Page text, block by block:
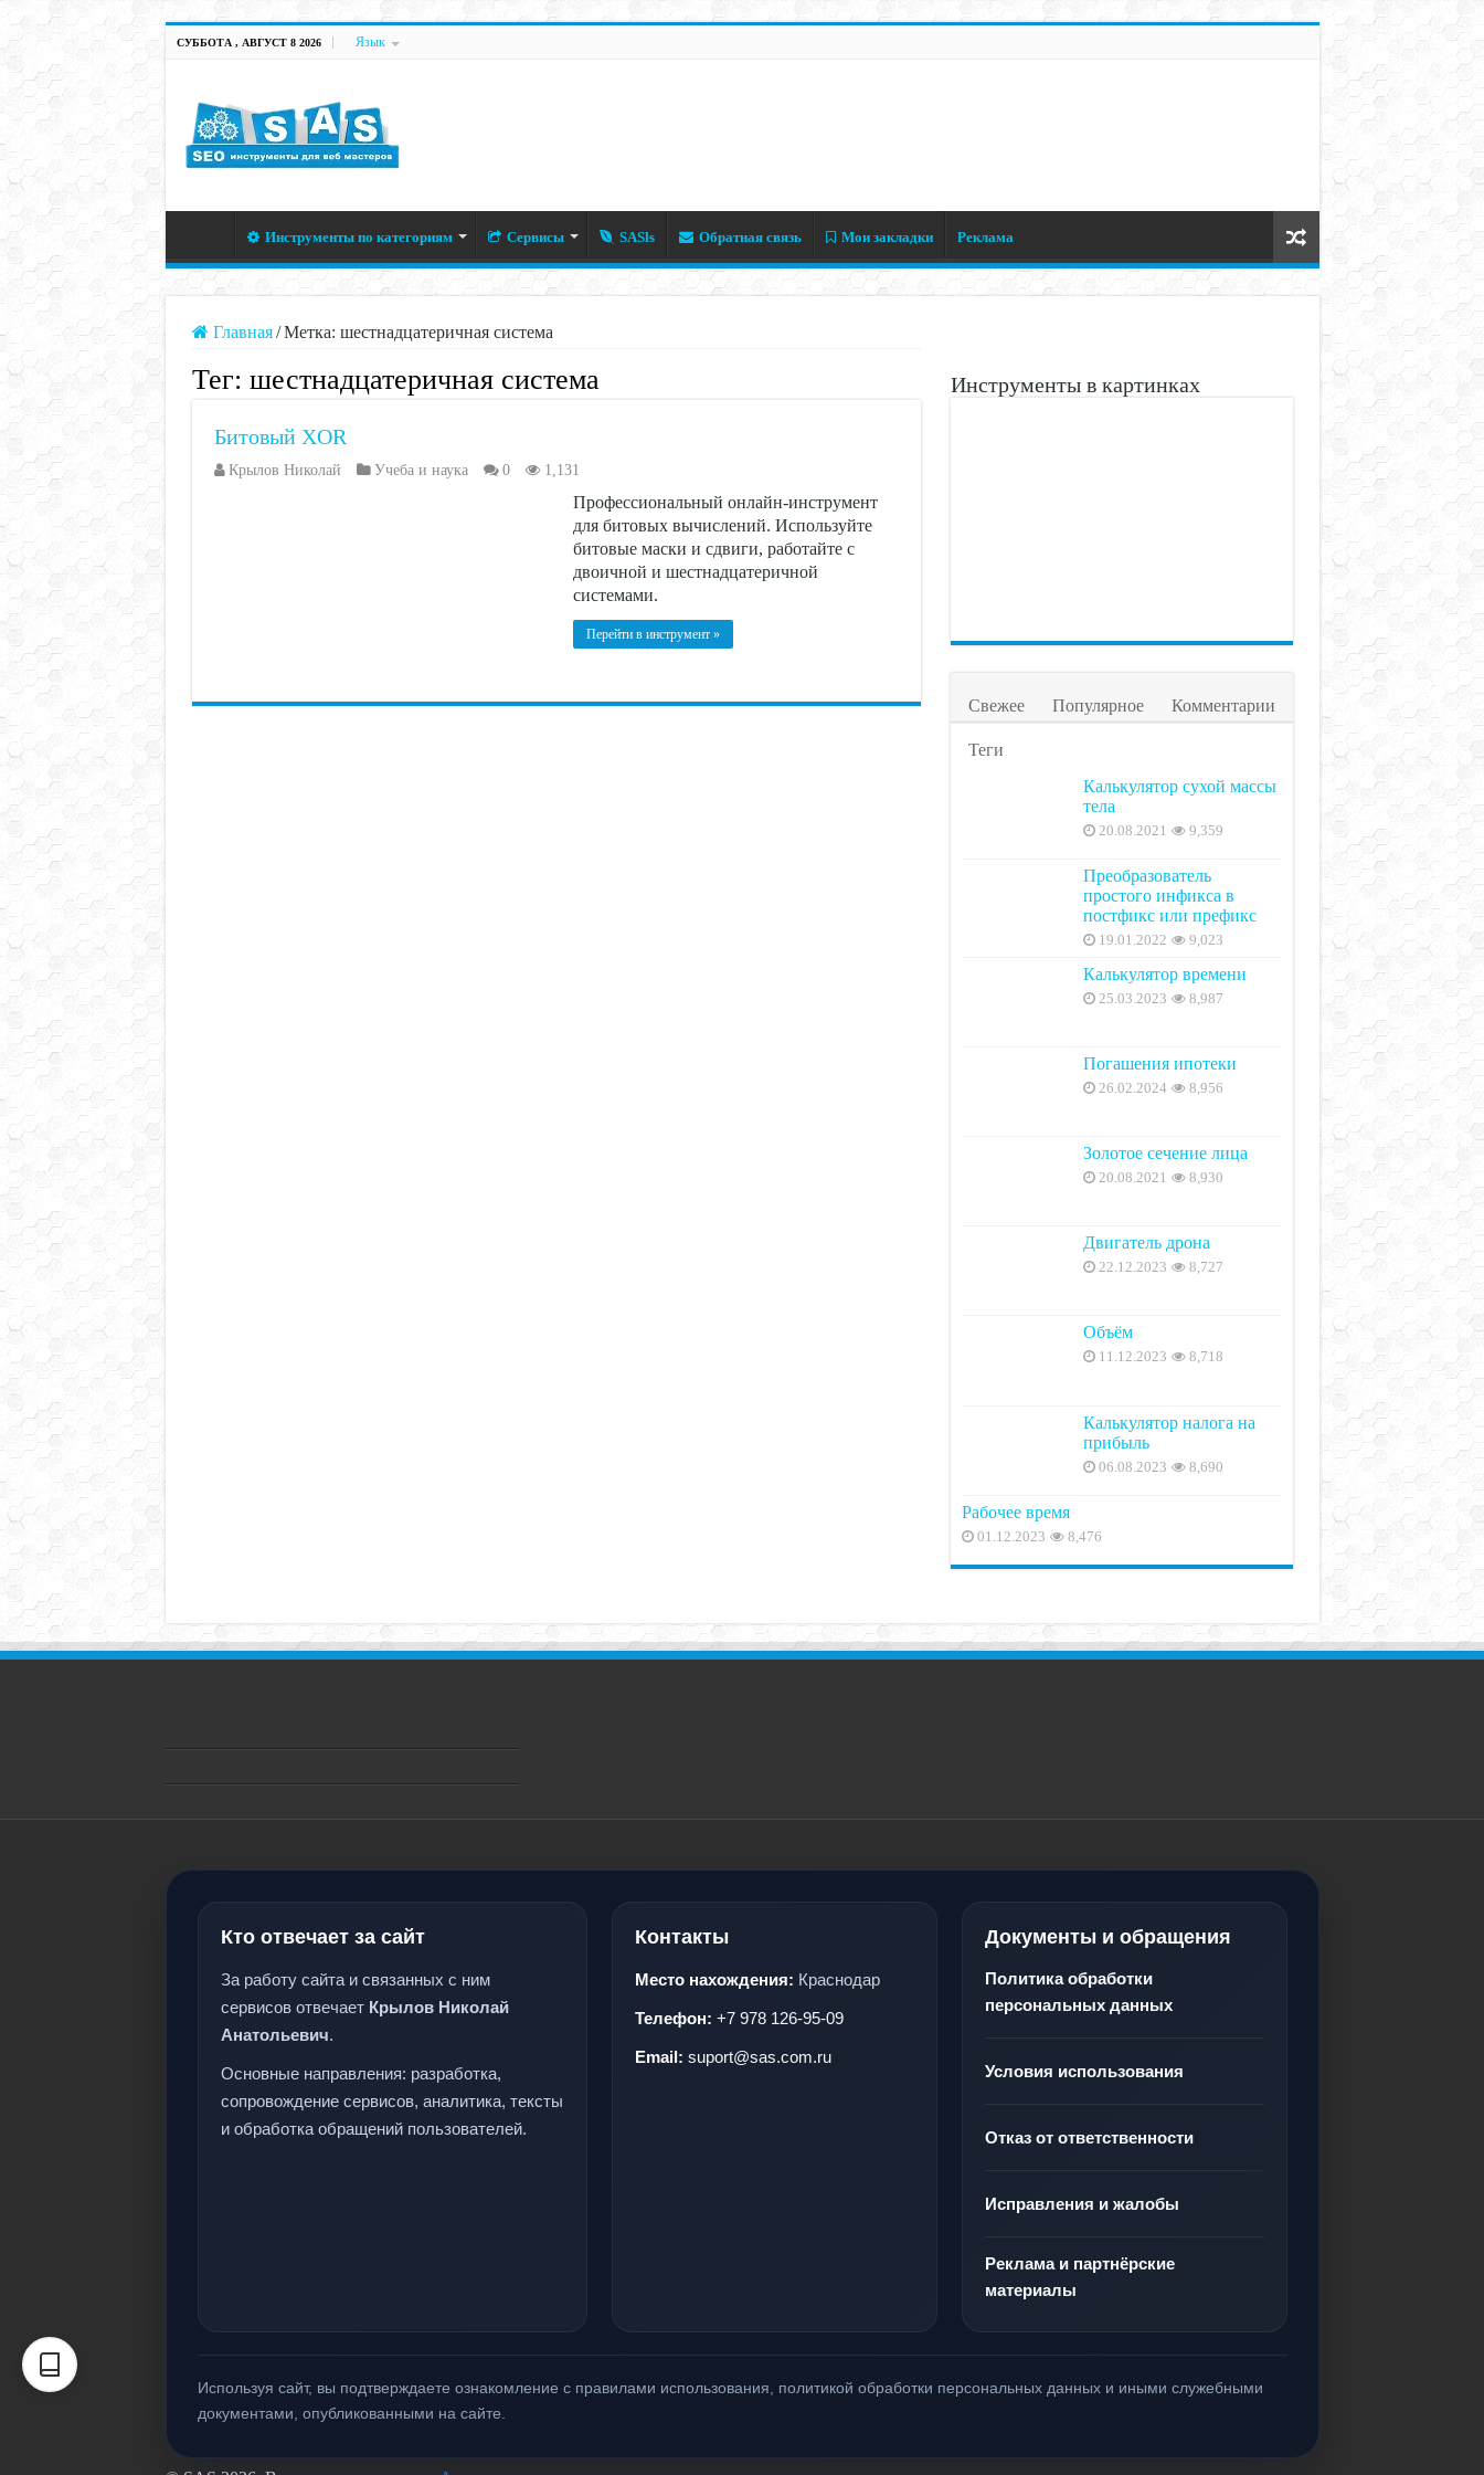
СУББОТА , АВГУСТ 8 2026 Язык
Инструменты по категориям Сервисы SASls Обратная связь Мои закладки Реклама
Главная / Метка: шестнадцатеричная система
Тег: шестнадцатеричная система
Битовый XOR
Крылов Николай Учеба и наука 0 1,131
Профессиональный онлайн-инструмент
для битовых вычислений. Используйте
битовые маски и сдвиги, работайте с
двоичной и шестнадцатеричной
системами.
Перейти в инструмент »
Инструменты в картинках
Свежее Популярное Комментарии
Теги
Калькулятор сухой массы
тела
20.08.2021 9,359
Преобразователь
простого инфикса в
постфикс или префикс
19.01.2022 9,023
Калькулятор времени
25.03.2023 8,987
Погашения ипотеки
26.02.2024 8,956
Золотое сечение лица
20.08.2021 8,930
Двигатель дрона
22.12.2023 8,727
Объём
11.12.2023 8,718
Калькулятор налога на
прибыль
06.08.2023 8,690
Рабочее время
01.12.2023 8,476
Кто отвечает за сайт
За работу сайта и связанных с ним
сервисов отвечает Крылов Николай
Анатольевич.
Основные направления: разработка,
сопровождение сервисов, аналитика, тексты
и обработка обращений пользователей.
Контакты
Место нахождения: Краснодар
Телефон: +7 978 126-95-09
Email: suport@sas.com.ru
Документы и обращения
Политика обработки
персональных данных
Условия использования
Отказ от ответственности
Исправления и жалобы
Реклама и партнёрские
материалы
Используя сайт, вы подтверждаете ознакомление с правилами использования, политикой обработки персональных данных и иными служебными
документами, опубликованными на сайте.